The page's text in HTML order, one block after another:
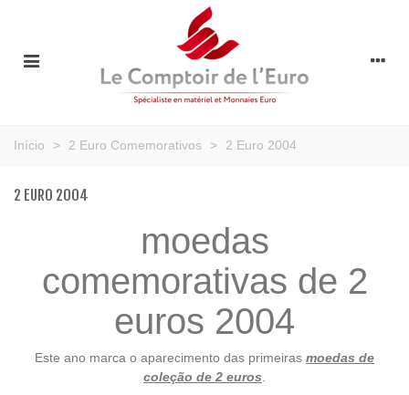
Início > 2 Euro Comemorativos > 2 Euro 2004
2 EURO 2004
moedas
comemorativas de 2
euros 2004
Este ano marca o aparecimento das primeiras moedas de
coleção de 2 euros